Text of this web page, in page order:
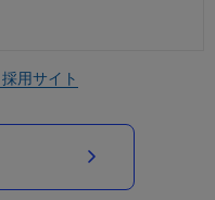
採用サイト